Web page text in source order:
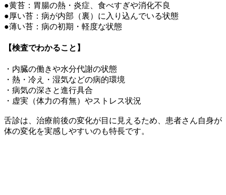
●黄苔：胃腸の熱・炎症、食べすぎや消化不良
●厚い苔：病が内部（裏）に入り込んでいる状態
●薄い苔：病の初期・軽度な状態
【検査でわかること】
・内臓の働きや水分代謝の状態
・熱・冷え・湿気などの病的環境
・病気の深さと進行具合
・虚実（体力の有無）やストレス状況
舌診は、 治療前後の変化が目に見えるため、患者さん自身が
体の変化を実感しやすいのも特長です。